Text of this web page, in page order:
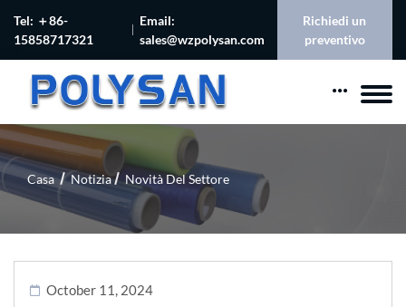
Tel: ＋86-
15858717321
Email:
sales@wzpolysan.com
Richiedi un
preventivo
Casa Notizia Novità Del Settore
October 11, 2024